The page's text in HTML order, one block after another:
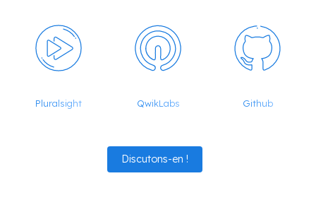
Pluralsight QwikLabs Github
Discutons-en !